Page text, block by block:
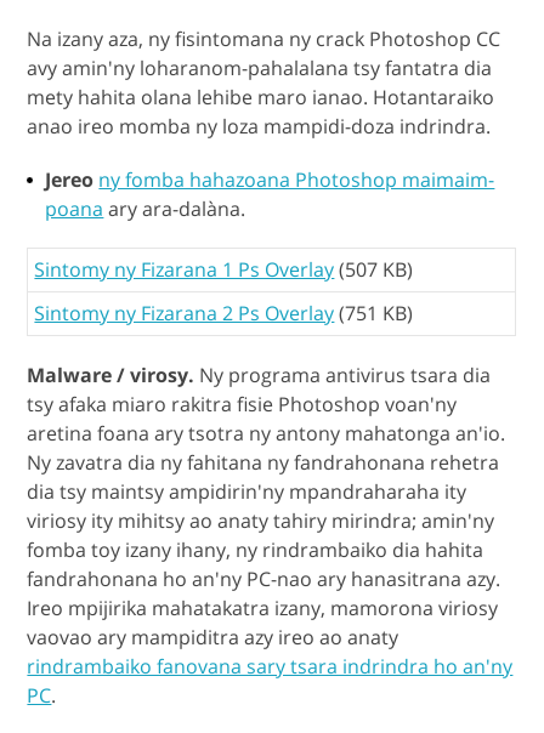
Na izany aza, ny fisintomana ny crack Photoshop CC
avy amin'ny loharanom-pahalalana tsy fantatra dia
mety hahita olana lehibe maro ianao. Hotantaraiko
anao ireo momba ny loza mampidi-doza indrindra.
Jereo ny fomba hahazoana Photoshop maimaim-
poana ary ara-dalàna.
Sintomy ny Fizarana 1 Ps Overlay(507 KB)
Sintomy ny Fizarana 2 Ps Overlay(751 KB)
Malware / virosy. Ny programa antivirus tsara dia
tsy afaka miaro rakitra fisie Photoshop voan'ny
aretina foana ary tsotra ny antony mahatonga an'io.
Ny zavatra dia ny fahitana ny fandrahonana rehetra
dia tsy maintsy ampidirin'ny mpandraharaha ity
viriosy ity mihitsy ao anaty tahiry mirindra; amin'ny
fomba toy izany ihany, ny rindrambaiko dia hahita
fandrahonana ho an'ny PC-nao ary hanasitrana azy.
Ireo mpijirika mahatakatra izany, mamorona viriosy
vaovao ary mampiditra azy ireo ao anaty
rindrambaiko fanovana sary tsara indrindra ho an'ny
PC.